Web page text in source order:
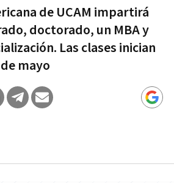
de UCAM impartirá
doctorado, un MBA y
Las clases inician
mayo